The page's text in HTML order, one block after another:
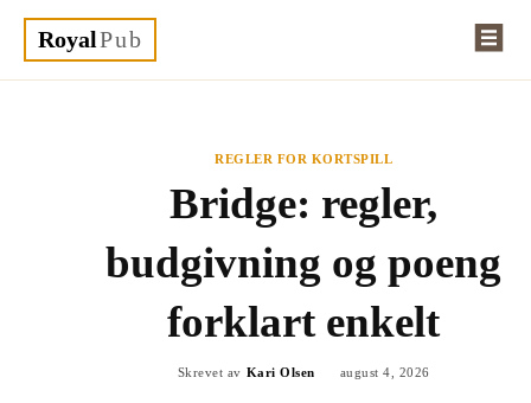
RoyalPub
REGLER FOR KORTSPILL
Bridge: regler,
budgivning og poeng
forklart enkelt
Skrevet av Kari Olsen august 4, 2026